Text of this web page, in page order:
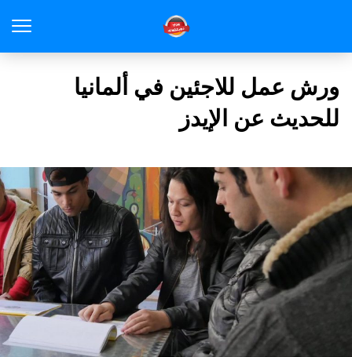
ورش عمل للاجئين في ألمانيا
للحديث عن الإيدز